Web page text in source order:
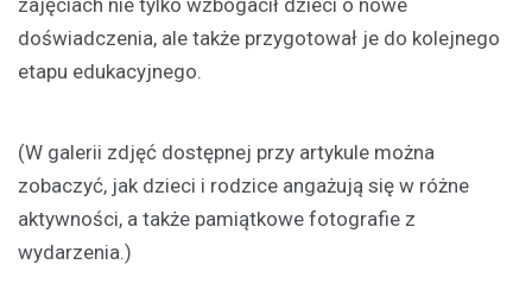
zajęciach nie tylko wzbogacił dzieci o nowe
doświadczenia, ale także przygotował je do kolejnego
etapu edukacyjnego.
(W galerii zdjęć dostępnej przy artykule można
zobaczyć, jak dzieci i rodzice angażują się w różne
aktywności, a także pamiątkowe fotografie z
wydarzenia.)